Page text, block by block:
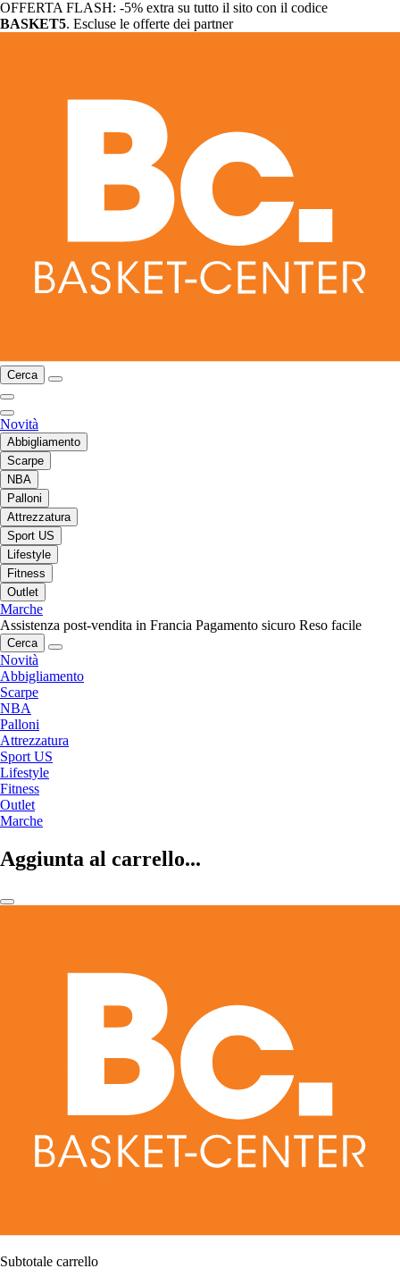
OFFERTA FLASH: -5% extra su tutto il sito con il codice
BASKET5. Escluse le offerte dei partner
Cerca
Novità
Abbigliamento
Scarpe
NBA
Palloni
Attrezzatura
Sport US
Lifestyle
Fitness
Outlet
Marche
Assistenza post-vendita in Francia Pagamento sicuro Reso facile
Cerca
Novità
Abbigliamento
Scarpe
NBA
Palloni
Attrezzatura
Sport US
Lifestyle
Fitness
Outlet
Marche
Aggiunta al carrello...
Subtotale carrello